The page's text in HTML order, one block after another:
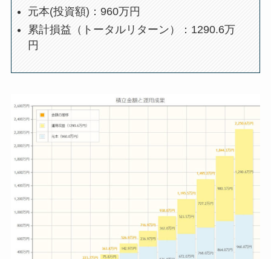
元本(投資額)：960万円
累計損益（トータルリターン）：1290.6万
円